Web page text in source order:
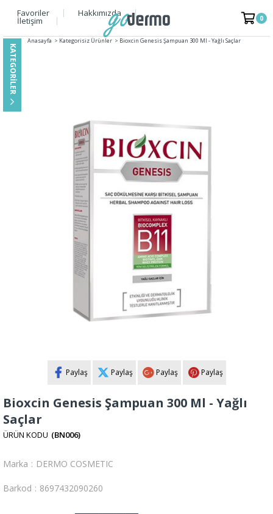
Favoriler Hakkımızda
İletişim 0
Anasayfa > Kategorisiz Ürünler > Bioxcin Genesis Şampuan 300 Ml - Yağlı Saçlar
Paylaş Paylaş Paylaş Paylaş
Bioxcin Genesis Şampuan 300 Ml - Yağlı
Saçlar
(BN006)
Marka : DERMO COSMETIC
Barkod : 8697432090260